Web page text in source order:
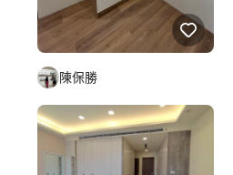
陳保勝